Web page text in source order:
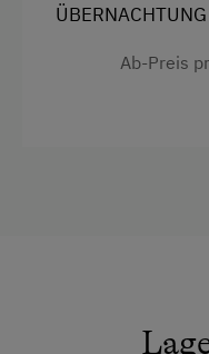
Ab-Preis